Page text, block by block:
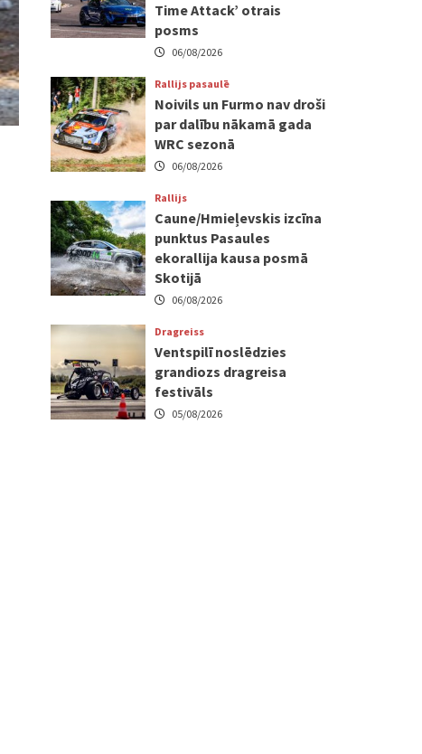
Time Attack’ otrais
posms
06/08/2026
Rallijs pasaulē
Noivils un Furmo nav droši
par dalību nākamā gada
WRC sezonā
06/08/2026
Rallijs
Caune/Hmieļevskis izcīna
punktus Pasaules
ekorallija kausa posmā
Skotijā
06/08/2026
Dragreiss
Ventspilī noslēdzies
grandiozs dragreisa
festivāls
05/08/2026